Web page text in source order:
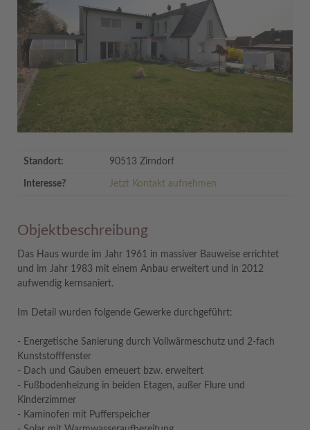
Standort: 90513 Zirndorf
Interesse? Jetzt Kontakt aufnehmen
Objektbeschreibung
Das Haus wurde im Jahr 1961 in massiver Bauweise errichtet
und im Jahr 1983 mit einem Anbau erweitert und in 2012
aufwendig kernsaniert.
Im Detail wurden folgende Gewerke durchgeführt:
- Energetische Sanierung durch Vollwärmeschutz und 2-fach
Kunststofffenster
- Dach und Gauben erneuert bzw. erweitert
- Fußbodenheizung in beiden Etagen, außer Flure und
Kinderzimmer
- Kaminofen mit Pufferspeicher